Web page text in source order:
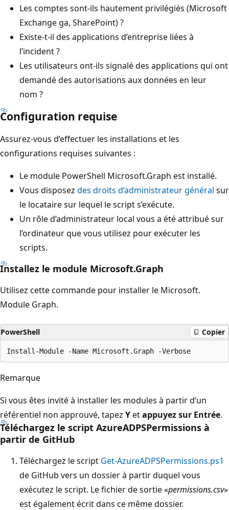
Les comptes sont-ils hautement privilégiés (Microsoft
Exchange ga, SharePoint) ?
Existe-t-il des applications d’entreprise liées à
l’incident ?
Les utilisateurs ont-ils signalé des applications qui ont
demandé des autorisations aux données en leur
nom ?
Configuration requise
Assurez-vous d’effectuer les installations et les
configurations requises suivantes :
Le module PowerShell Microsoft.Graph est installé.
Vous disposez des droits d’administrateur général sur
le locataire sur lequel le script s’exécute.
Un rôle d’administrateur local vous a été attribué sur
l’ordinateur que vous utilisez pour exécuter les
scripts.
Installez le module Microsoft.Graph
Utilisez cette commande pour installer le Microsoft.
Module Graph.
PowerShell Copier
Remarque
Si vous êtes invité à installer les modules à partir d’un
référentiel non approuvé, tapez Yetappuyez sur Entrée.
Téléchargez le script AzureADPSPermissions à
partir de GitHub
Téléchargez le script Get-AzureADPSPermissions.ps1
de GitHub vers un dossier à partir duquel vous
exécutez le script. Le fichier de sortie «permissions.csv»
est également écrit dans ce même dossier.